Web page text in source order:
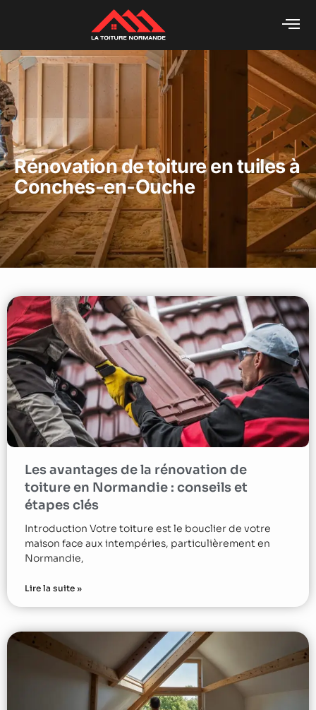
Rénovation de toiture en tuiles à
Conches-en-Ouche
Les avantages de la rénovation de
toiture en Normandie : conseils et
étapes clés
Introduction Votre toiture est le bouclier de votre
maison face aux intempéries, particulièrement en
Normandie,
Lire la suite »